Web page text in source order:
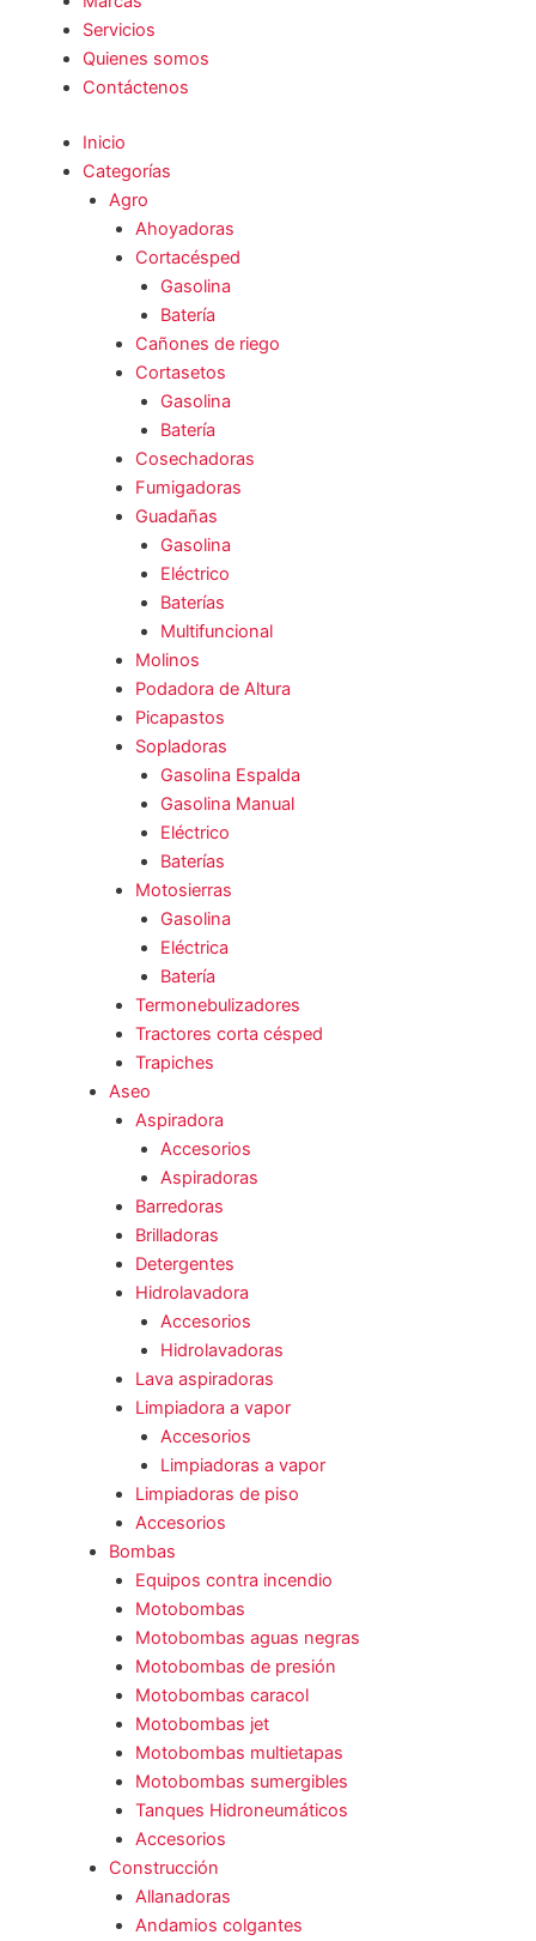
Servicios
Quienes somos
Contáctenos
Inicio
Categorías
Agro
Ahoyadoras
Cortacésped
Gasolina
Batería
Cañones de riego
Cortasetos
Gasolina
Batería
Cosechadoras
Fumigadoras
Guadañas
Gasolina
Eléctrico
Baterías
Multifuncional
Molinos
Podadora de Altura
Picapastos
Sopladoras
Gasolina Espalda
Gasolina Manual
Eléctrico
Baterías
Motosierras
Gasolina
Eléctrica
Batería
Termonebulizadores
Tractores corta césped
Trapiches
Aseo
Aspiradora
Accesorios
Aspiradoras
Barredoras
Brilladoras
Detergentes
Hidrolavadora
Accesorios
Hidrolavadoras
Lava aspiradoras
Limpiadora a vapor
Accesorios
Limpiadoras a vapor
Limpiadoras de piso
Accesorios
Bombas
Equipos contra incendio
Motobombas
Motobombas aguas negras
Motobombas de presión
Motobombas caracol
Motobombas jet
Motobombas multietapas
Motobombas sumergibles
Tanques Hidroneumáticos
Accesorios
Construcción
Allanadoras
Andamios colgantes